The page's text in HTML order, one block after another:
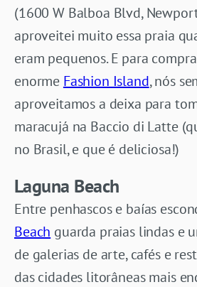
(1600 W Balboa Blvd,
aproveitei muito essa praia
eram pequenos. E para
enorme Fashion Island, nós
aproveitamos a deixa para
maracujá na Baccio di Latte
no Brasil, e que é deliciosa!)
Laguna Beach
Entre penhascos e baías
Beach guarda praias lindas e
de galerias de arte, cafés e
das cidades litorâneas mais